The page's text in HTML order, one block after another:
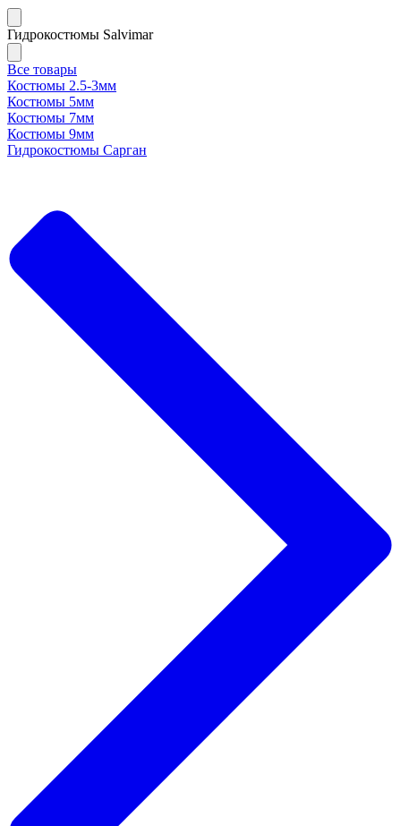
Гидрокостюмы Salvimar
Все товары
Костюмы 2.5-3мм
Костюмы 5мм
Костюмы 7мм
Костюмы 9мм
Гидрокостюмы Сарган